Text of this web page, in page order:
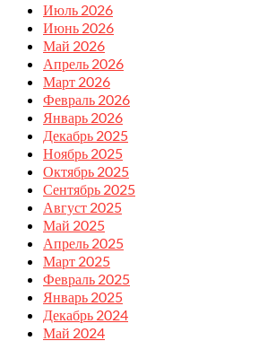
Июль 2026
Июнь 2026
Май 2026
Апрель 2026
Март 2026
Февраль 2026
Январь 2026
Декабрь 2025
Ноябрь 2025
Октябрь 2025
Сентябрь 2025
Август 2025
Май 2025
Апрель 2025
Март 2025
Февраль 2025
Январь 2025
Декабрь 2024
Май 2024